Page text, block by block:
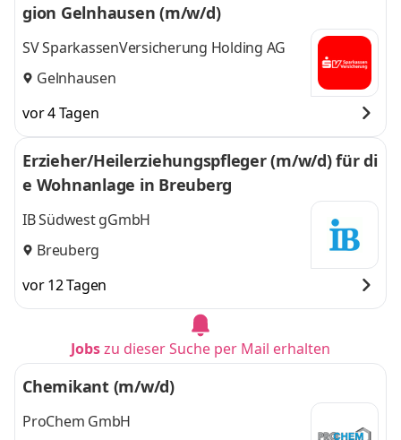
gion Gelnhausen (m/w/d)
SV SparkassenVersicherung Holding AG
Gelnhausen
vor 4 Tagen
Erzieher/Heilerziehungspfleger (m/w/d) für di
e Wohnanlage in Breuberg
IB Südwest gGmbH
Breuberg
vor 12 Tagen
Jobszu dieser Suche per Mail erhalten
Chemikant (m/w/d)
ProChem GmbH